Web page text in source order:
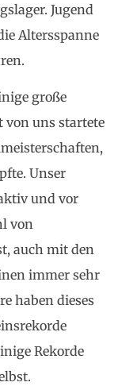
Jugend
Altersspanne
große
von uns startete
Unser
und vor
von
auch mit den
immer sehr
haben dieses
Rekorde